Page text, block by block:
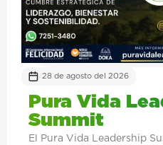
28 de agosto del 2026
Pura Vida
Summit
El Pura Vida Leadership